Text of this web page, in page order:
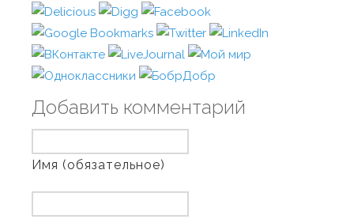
Добавить комментарий
Имя (обязательное)